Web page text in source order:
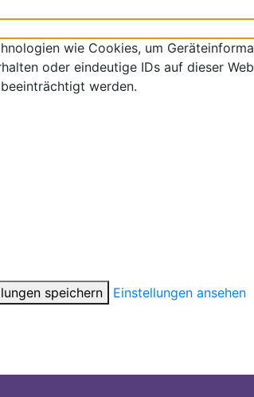
wie Cookies, um
oder eindeutige IDs auf dieser
werden.
speichern
Einstellungen ansehen